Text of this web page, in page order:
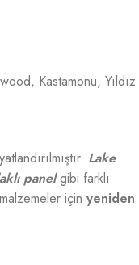
Kastamonu, Yıldız
Lake
panel gibi farklı
için yeniden